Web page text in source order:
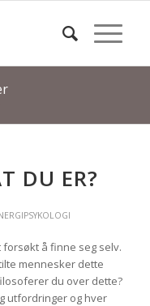
DU ER?
å finne seg selv.
mennesker dette
du over dette?
utfordringer og hver